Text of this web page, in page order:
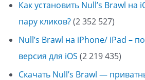
Как установить Null’s Brawl на
пару кликов?(2 352 527)
Null’s Brawl на iPhone/ iPad –
версия для iOS (2 219 435)
Скачать Null’s Brawl —